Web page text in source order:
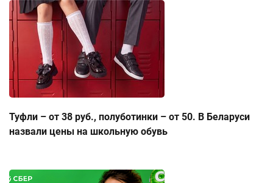
Туфли – от 38 руб., полуботинки – от 50. В Беларуси
назвали цены на школьную обувь